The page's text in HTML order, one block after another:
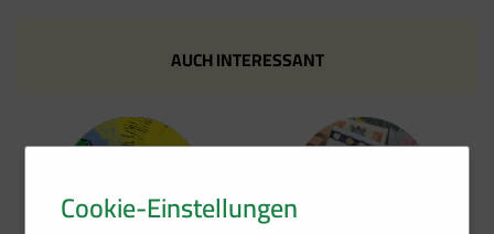
Kontakt
AUCH INTERESSANT
Cookie-Einstellungen